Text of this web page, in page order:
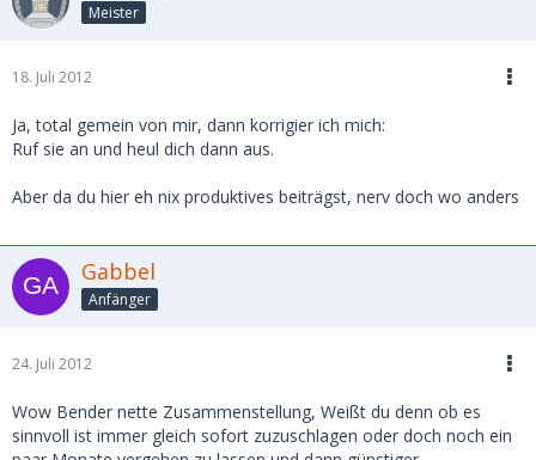
Meister
18. Juli 2012
Ja, total gemein von mir, dann korrigier ich mich:
Ruf sie an und heul dich dann aus.
Aber da du hier eh nix produktives beiträgst, nerv doch wo anders
Gabbel
Anfänger
24. Juli 2012
Wow Bender nette Zusammenstellung, Weißt du denn ob es
sinnvoll ist immer gleich sofort zuzuschlagen oder doch noch ein